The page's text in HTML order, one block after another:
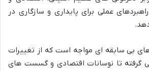
عملی برای پایداری و سازگاری در
بی سابقه ای مواجه است که از تغییرات
گرفته تا نوسانات اقتصادی و گسست های